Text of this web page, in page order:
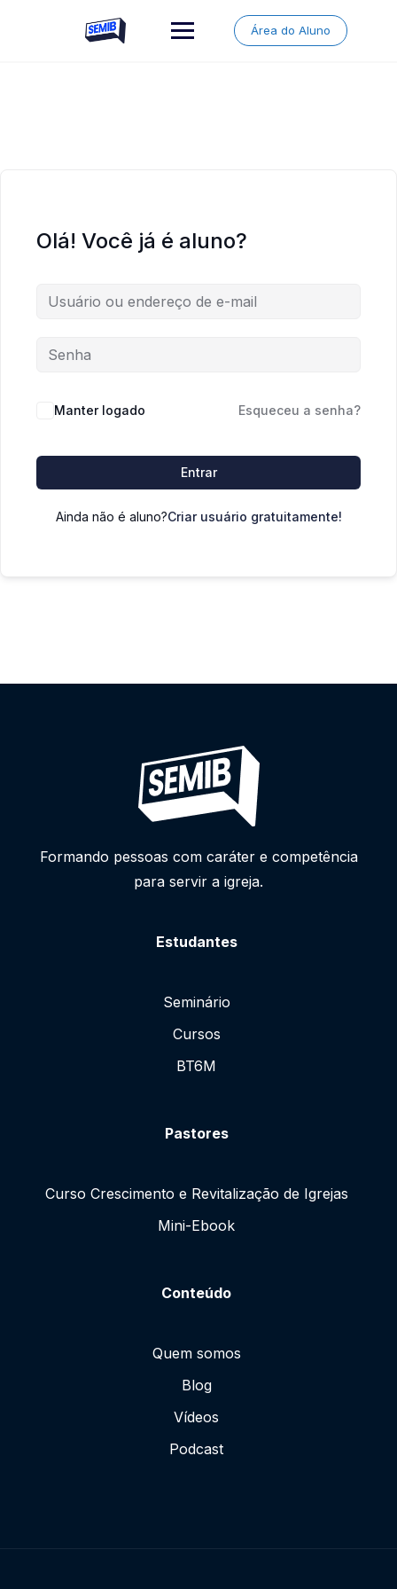
Área do Aluno
Olá! Você já é aluno?
Manter logado Esqueceu a senha?
Entrar
Ainda não é aluno?Criar usuário gratuitamente!
Formando pessoas com caráter e competência
para servir a igreja.
Estudantes
Seminário
Cursos
BT6M
Pastores
Curso Crescimento e Revitalização de Igrejas
Mini-Ebook
Conteúdo
Quem somos
Blog
Vídeos
Podcast